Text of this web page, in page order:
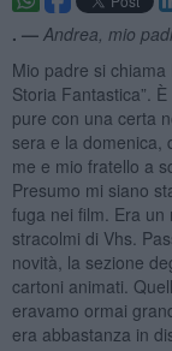
. — Andrea, mio
Mio padre si
Storia Fantastica”.
pure con una certa
sera e la domenica,
me e mio fratello a
Presumo mi siano
fuga nei film. Era un
stracolmi di Vhs.
novità, la sezione
cartoni animati.
eravamo ormai
era abbastanza in